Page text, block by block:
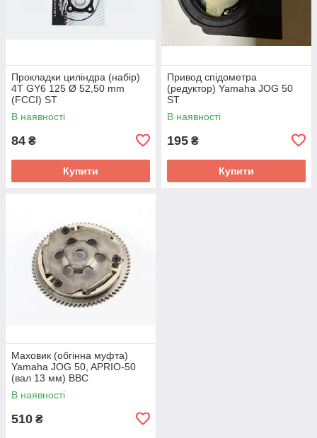
Прокладки циліндра (набір)
4T GY6 125 Ø 52,50 mm
(FCCI) ST
В наявності
84 ₴
Купити
Привод спідометра
(редуктор) Yamaha JOG 50
ST
В наявності
195 ₴
Купити
Маховик (обгінна муфта)
Yamaha JOG 50, APRIO-50
(вал 13 мм) BBC
В наявності
510 ₴